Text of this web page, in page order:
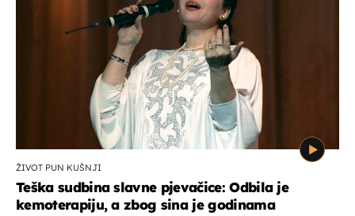
ŽIVOT PUN KUŠNJI
Teška sudbina slavne pjevačice: Odbila je
kemoterapiju, a zbog sina je godinama